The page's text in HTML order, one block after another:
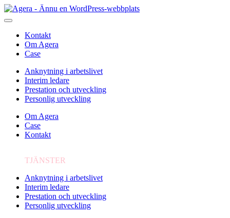
Kontakt
Om Agera
Case
Anknytning i arbetslivet
Interim ledare
Prestation och utveckling
Personlig utveckling
Om Agera
Case
Kontakt
TJÄNSTER
Anknytning i arbetslivet
Interim ledare
Prestation och utveckling
Personlig utveckling